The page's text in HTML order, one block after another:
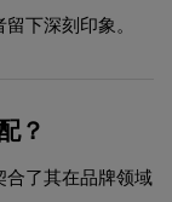
下深刻印象。
？
合了其在品牌领域